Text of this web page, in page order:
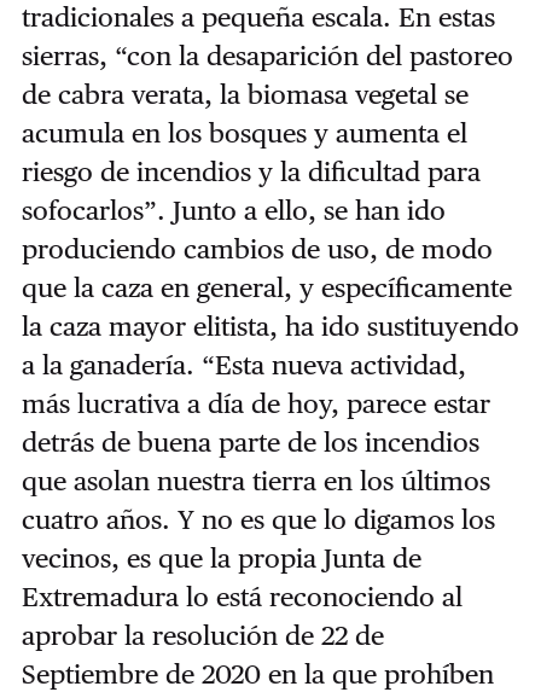
tradicionales a pequeña escala. En estas
sierras, “con la desaparición del pastoreo
de cabra verata, la biomasa vegetal se
acumula en los bosques y aumenta el
riesgo de incendios y la dificultad para
sofocarlos”. Junto a ello, se han ido
produciendo cambios de uso, de modo
que la caza en general, y específicamente
la caza mayor elitista, ha ido sustituyendo
a la ganadería. “Esta nueva actividad,
más lucrativa a día de hoy, parece estar
detrás de buena parte de los incendios
que asolan nuestra tierra en los últimos
cuatro años. Y no es que lo digamos los
vecinos, es que la propia Junta de
Extremadura lo está reconociendo al
aprobar la resolución de 22 de
Septiembre de 2020 en la que prohíben